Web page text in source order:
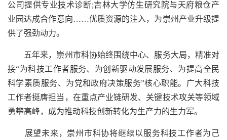
公司提供专业技术诊断;吉林大学仿生研究院与天府粮仓产
业园达成合作意向……优质资源的注入，为崇州产业升级提
供了强劲动力。
五年来，崇州市科协始终围绕中心、服务大局，精准对
接“为科技工作者服务、为创新驱动发展服务、为提高全民
科学素质服务、为党和政府决策服务”核心职能。广大科技
工作者挺膺担当，在重点产业链研发、关键技术攻关等领域
勇攀高峰，成为推动科技创新转化为生产力的生力军。
展望未来，崇州市科协将继续以服务科技工作者为己